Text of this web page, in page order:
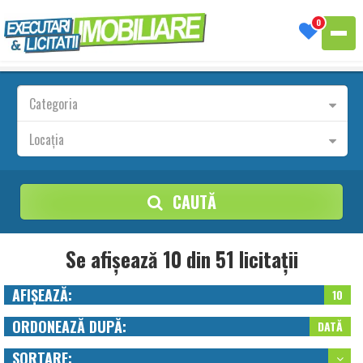
0
Categoria
Locația
CAUTĂ
Se afișează 10 din 51 licitații
AFIȘEAZĂ: 10
ORDONEAZĂ DUPĂ: DATĂ
SORTARE: